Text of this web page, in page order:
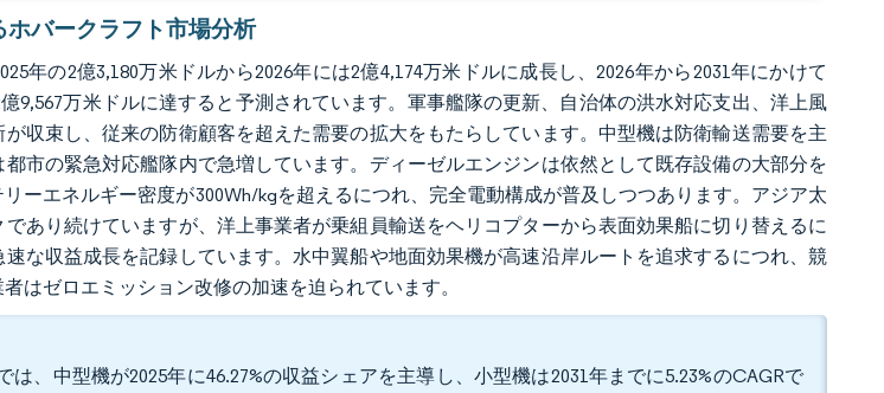
バークラフト市場分析
年の2億3,180万米ドルから2026年には2億4,174万米ドルに成長し、2026年から2031年にかけて
億9,567万米ドルに達すると予測されています。軍事艦隊の更新、自治体の洪水対応支出、洋上風
収束し、従来の防衛顧客を超えた需要の拡大をもたらしています。中型機は防衛輸送需要を主
市の緊急対応艦隊内で急増しています。ディーゼルエンジンは依然として既存設備の大部分を
ーエネルギー密度が300Wh/kgを超えるにつれ、完全電動構成が普及しつつあります。アジア太
あり続けていますが、洋上事業者が乗組員輸送をヘリコプターから表面効果船に切り替えるに
な収益成長を記録しています。水中翼船や地面効果機が高速沿岸ルートを追求するにつれ、競
はゼロエミッション改修の加速を迫られています。
、中型機が2025年に46.27%の収益シェアを主導し、小型機は2031年までに5.23%のCAGRで